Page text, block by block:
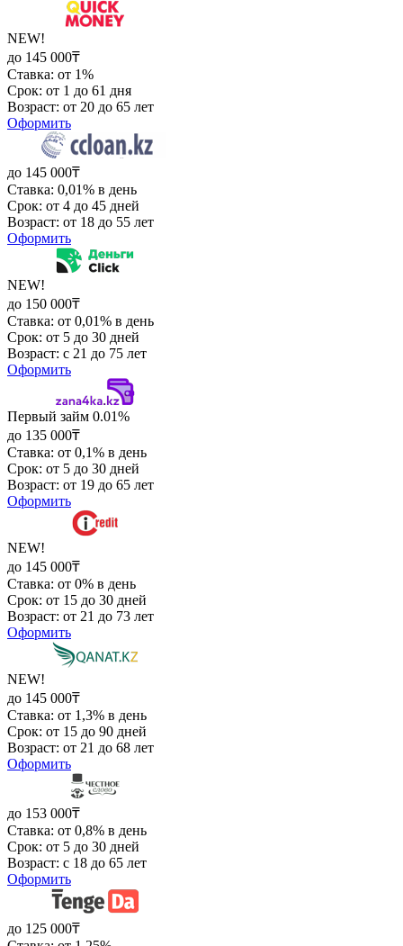
NEW!
до 145 000₸
Ставка: от 1%
Срок: от 1 до 61 дня
Возраст: от 20 до 65 лет
Оформить
до 145 000₸
Ставка: 0,01% в день
Срок: от 4 до 45 дней
Возраст: от 18 до 55 лет
Оформить
NEW!
до 150 000₸
Ставка: от 0,01% в день
Срок: от 5 до 30 дней
Возраст: с 21 до 75 лет
Оформить
Первый займ 0.01%
до 135 000₸
Ставка: от 0,1% в день
Срок: от 5 до 30 дней
Возраст: от 19 до 65 лет
Оформить
NEW!
до 145 000₸
Ставка: от 0% в день
Срок: от 15 до 30 дней
Возраст: от 21 до 73 лет
Оформить
NEW!
до 145 000₸
Ставка: от 1,3% в день
Срок: от 15 до 90 дней
Возраст: от 21 до 68 лет
Оформить
до 153 000₸
Ставка: от 0,8% в день
Срок: от 5 до 30 дней
Возраст: с 18 до 65 лет
Оформить
до 125 000₸